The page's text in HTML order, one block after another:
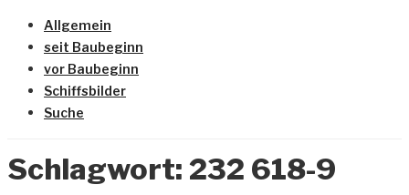
Allgemein
seit Baubeginn
vor Baubeginn
Schiffsbilder
Suche
Schlagwort: 232 618-9